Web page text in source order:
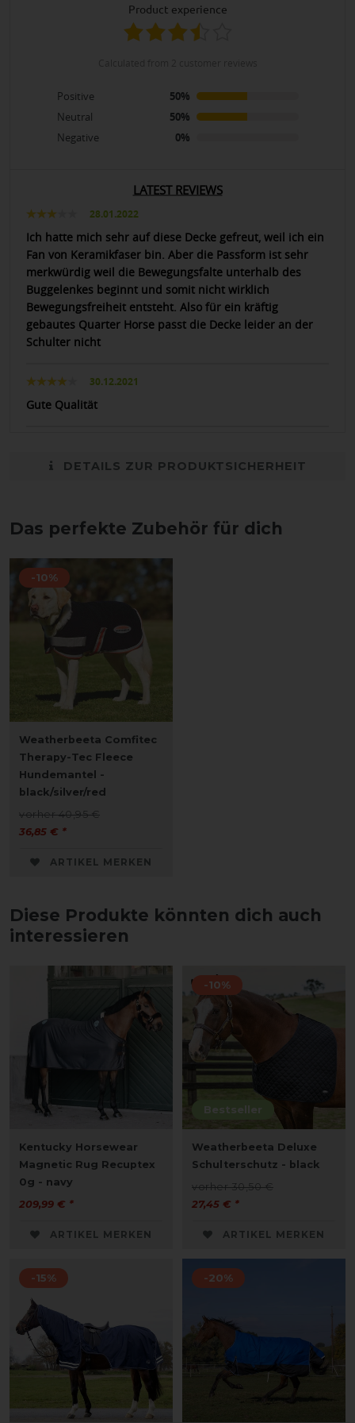
product experience
Positive
50%
Neutral
50%
Negative
0%
LATEST REVIEWS
28.01.2022
Ich hatte mich sehr auf diese Decke gefreut, weil ich ein
Fan von Keramikfaser bin. Aber die Passform ist sehr
merkwürdig weil die Bewegungsfalte unterhalb des
Buggelenkes beginnt und somit nicht wirklich
Bewegungsfreiheit entsteht. Also für ein kräftig
gebautes Quarter Horse passt die Decke leider an der
Schulter nicht
30.12.2021
Gute Qualität
DETAILS ZUR PRODUKTSICHERHEIT
Das perfekte Zubehör für dich
-10%
Weatherbeeta Comfitec
Therapy-Tec Fleece
Hundemantel -
black/silver/red
vorher 40,95 €
36,85 € *
ARTIKEL MERKEN
Diese Produkte könnten dich auch
interessieren
Kentucky Horsewear
Magnetic Rug Recuptex
0g - navy
209,99 € *
ARTIKEL MERKEN
Bestseller
-10%
Weatherbeeta Deluxe
Schulterschutz - black
vorher 30,50 €
27,45 € *
ARTIKEL MERKEN
-15% -20%